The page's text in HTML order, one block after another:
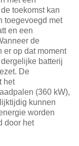
toekomst kan
toegevoegd met
en een
de
er op dat moment
batterij
De
het
(360 kW),
kunnen
worden
door het